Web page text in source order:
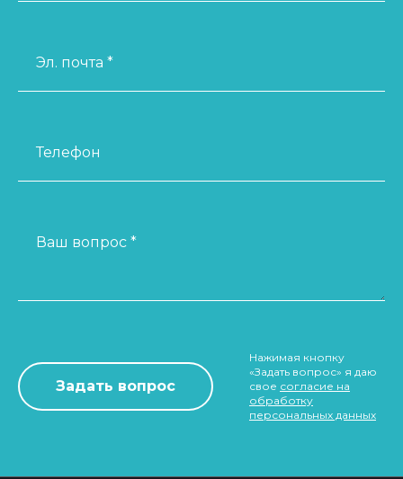
Эл. почта *
Телефон
Ваш вопрос *
Нажимая кнопку
«Задать вопрос» я даю
свое согласие на
обработку
персональных данных